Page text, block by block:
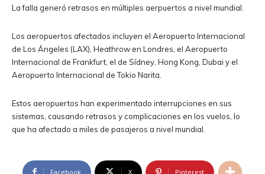
La falla generó retrasos en múltiples aerpuertos a nivel mundial.
Los aeropuertos afectados incluyen el Aeropuerto Internacional
de Los Ángeles (LAX), Heathrow en Londres, el Aeropuerto
Internacional de Frankfurt, el de Sídney, Hong Kong, Dubai y el
Aeropuerto Internacional de Tokio Narita.
Estos aeropuertos han experimentado interrupciones en sus
sistemas, causando retrasos y complicaciones en los vuelos, lo
que ha afectado a miles de pasajeros a nivel mundial.
Facebook X Pinterest